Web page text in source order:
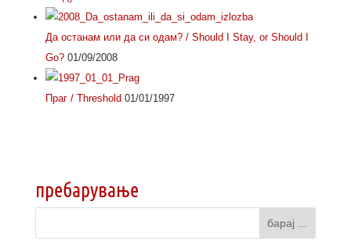
Да останам или да си одам? / Should I Stay, or Should I
Go?01/09/2008
Праг / Threshold01/01/1997
пребарување